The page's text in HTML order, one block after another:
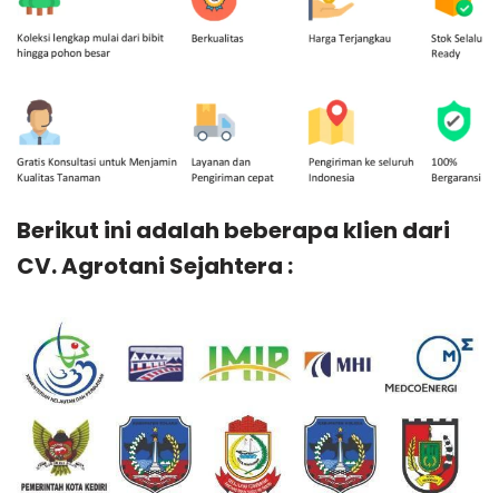
Berikut ini adalah beberapa klien dari
CV. Agrotani Sejahtera :